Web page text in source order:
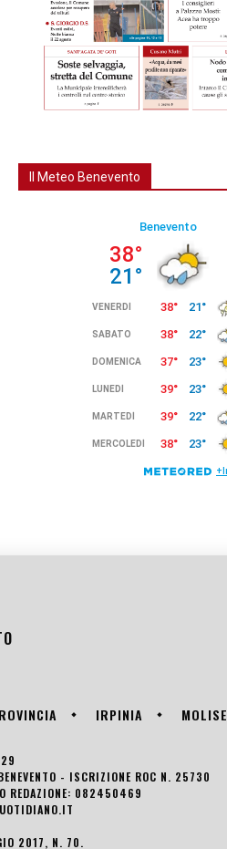
Il Meteo Benevento
IRPINIA MOLISE
- ISCRIZIONE ROC N. 25730
REDAZIONE: 082450469
2017, N. 70.